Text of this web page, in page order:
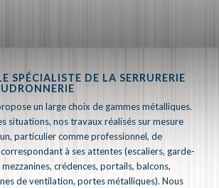
SPÉCIALISTE DE LA SERRURERIE
un large choix de gammes métalliques.
situations, nos travaux réalisés sur mesure
particulier comme professionnel, de
à ses attentes (escaliers, garde-
crédences, portails, balcons,
de ventilation, portes métalliques). Nous